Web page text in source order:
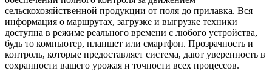
сельскохозяйственной продукции от поля до прилавка. Вся
информация о маршрутах, загрузке и выгрузке техники
доступна в режиме реального времени с любого устройства,
будь то компьютер, планшет или смартфон. Прозрачность и
контроль, которые предоставляет система, дают уверенность в
сохранности вашего урожая и точности всех процессов.